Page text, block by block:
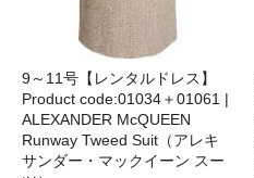
9～11号【レンタルドレス】
Product code:01034＋01061 |
ALEXANDER McQUEEN
Runway Tweed Suit（アレキ
サンダー・マックイーン スー